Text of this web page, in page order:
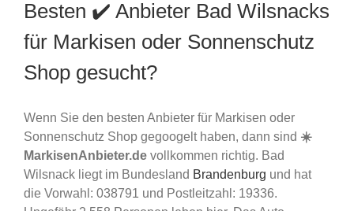
Besten ✔️ Anbieter Bad Wilsnacks
für Markisen oder Sonnenschutz
Shop gesucht?
Wenn Sie den besten Anbieter für Markisen oder
Sonnenschutz Shop gegoogelt haben, dann sind ☀️
MarkisenAnbieter.de vollkommen richtig. Bad
Wilsnack liegt im Bundesland Brandenburg und hat
die Vorwahl: 038791 und Postleitzahl: 19336.